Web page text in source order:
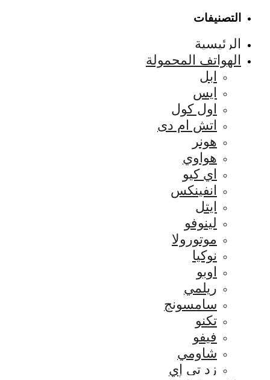
التصنيفات
الرئيسية
الهواتف المحمولة
ابل
ايس
اول كول
اتش ام دى
هونر
هواوي
اي كيو
انفينكس
ايتل
لينوفو
موتورولا
نوكيا
اوبو
ريلمي
سامسونج
تكنو
فيفو
شاومي
زد تي إي